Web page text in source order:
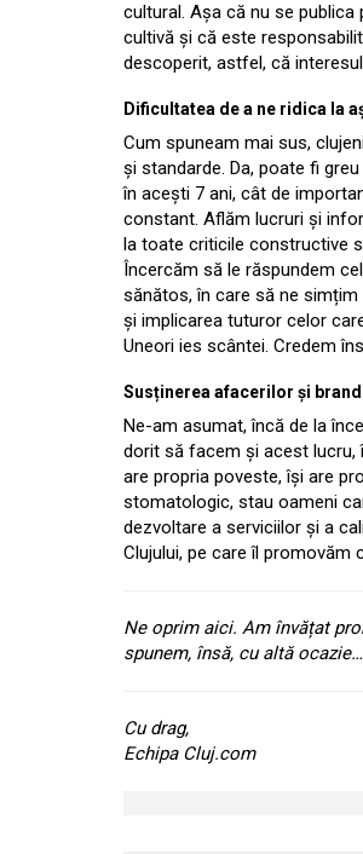
cultural. Așa că nu se
cultivă și că este
descoperit, astfel, că
Dificultatea de a ne ridica la
Cum spuneam mai sus,
și standarde. Da, poate fi
în acești 7 ani, cât de
constant. Aflăm lucruri și
la toate criticile constructive
Încercăm să le răspundem
sănătos, în care să ne simțim
și implicarea tuturor celor
Uneori ies scântei. Credem
Susținerea afacerilor și
Ne-am asumat, încă de la
dorit să facem și acest lucru,
are propria poveste, își are
stomatologic, stau oameni
dezvoltare a serviciilor și a
Clujului, pe care îl promovăm
Ne oprim aici. Am învățat
spunem, însă, cu altă
Cu drag,
Echipa Cluj.com